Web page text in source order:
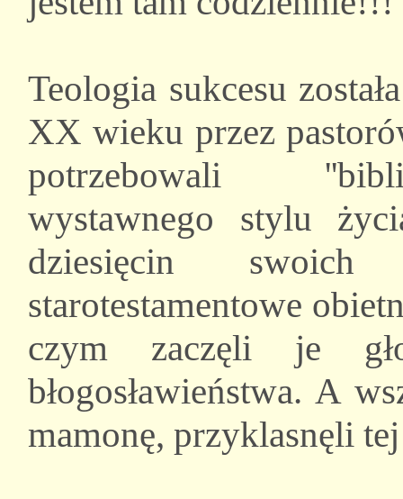
Teologia sukcesu
XX wieku przez
potrzebowali
wystawnego stylu
dziesięcin
starotestamentowe
czym zaczęli je
błogosławieństwa. A
mamonę, przyklasnęli